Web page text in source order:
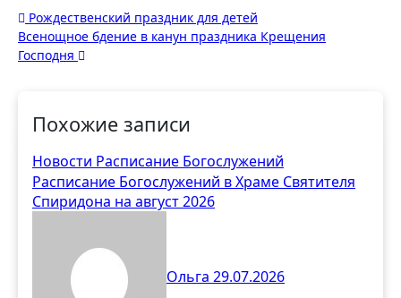
Навигация
по
Рождественский праздник для детей
Всенощное бдение в канун праздника Крещения
Господня
Похожие записи
Новости Расписание Богослужений
Расписание Богослужений в Храме Святителя
Спиридона на август 2026
Ольга 29.07.2026